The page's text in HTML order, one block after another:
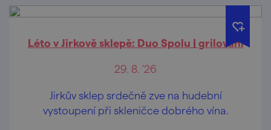
Léto v Jirkově sklepě: Duo Spolu | grilování
29. 8. '26
Jirkův sklep srdečně zve na hudební
vystoupení při skleničce dobrého vína.